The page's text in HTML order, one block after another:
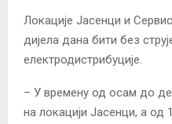
Локације Јасенци и
дијела дана бити без
електродистрибуције.
– У времену од осам до
на локацији Јасенци, а од